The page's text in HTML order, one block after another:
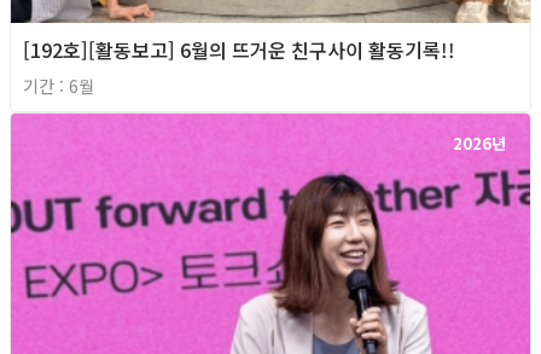
[192호][활동보고] 6월의 뜨거운 친구사이 활동기록!!
기간 : 6월
2026년